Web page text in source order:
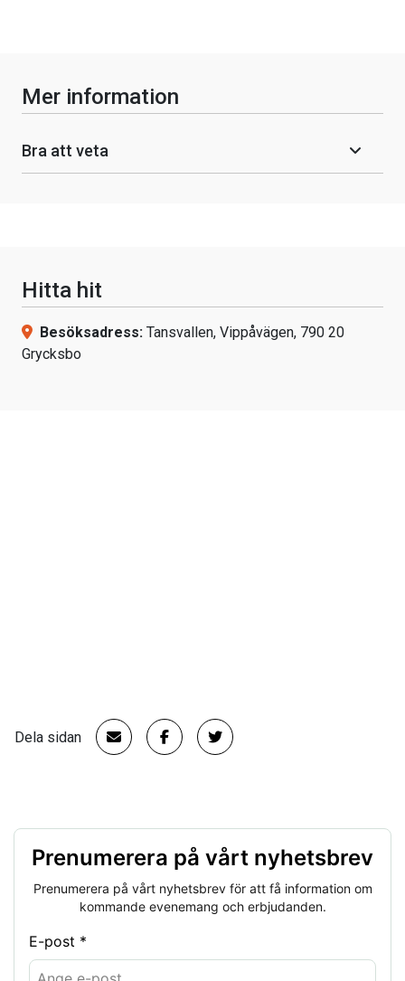
Mer information
Bra att veta
Hitta hit
Besöksadress: Tansvallen, Vippåvägen, 790 20
Grycksbo
Dela sidan
Prenumerera på vårt nyhetsbrev
Prenumerera på vårt nyhetsbrev för att få information om
kommande evenemang och erbjudanden.
E-post *